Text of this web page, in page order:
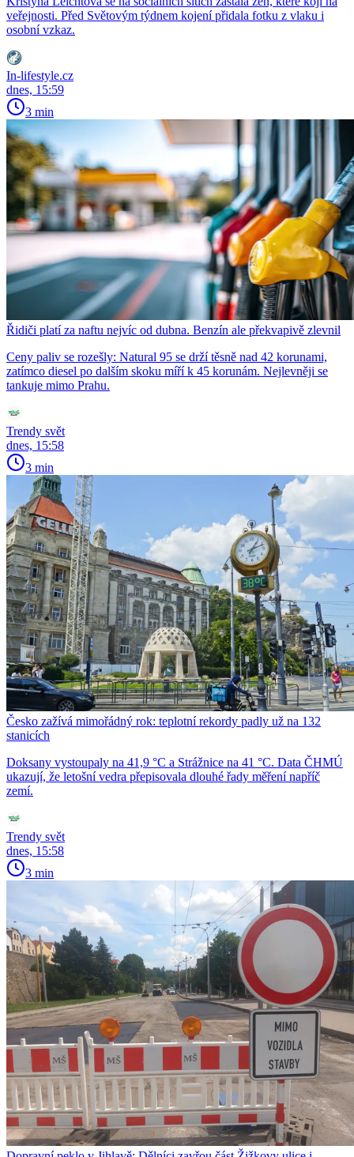
veřejnosti. Před Světovým týdnem kojení přidala fotku z vlaku i
osobní vzkaz.
In-lifestyle.cz
dnes, 15:59
3 min
Řidiči platí za naftu nejvíc od dubna. Benzín ale překvapivě zlevnil
Ceny paliv se rozešly: Natural 95 se drží těsně nad 42 korunami,
zatímco diesel po dalším skoku míří k 45 korunám. Nejlevněji se
tankuje mimo Prahu.
Trendy svět
dnes, 15:58
3 min
Česko zažívá mimořádný rok: teplotní rekordy padly už na 132
stanicích
Doksany vystoupaly na 41,9 °C a Strážnice na 41 °C. Data ČHMÚ
ukazují, že letošní vedra přepisovala dlouhé řady měření napříč
zemí.
Trendy svět
dnes, 15:58
3 min